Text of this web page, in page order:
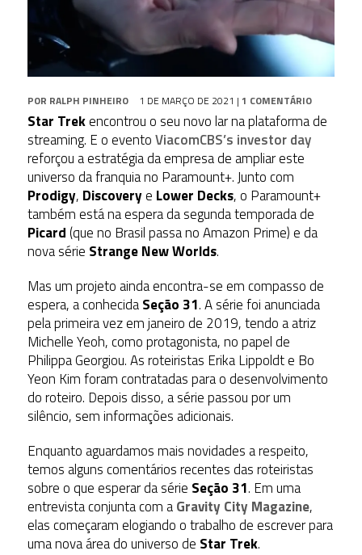
POR RALPH PINHEIRO 1 DE MARÇO DE 2021 | 1 COMENTÁRIO
Star Trekencontrou o seu novo lar na plataforma de
streaming. E o eventoViacomCBS’s investor day
reforçou a estratégia da empresa de ampliar este
universo da franquia no Paramount+. Junto com
Prodigy, Discoverye Lower Decks, o Paramount+
também está na espera da segunda temporada de
Picard (que no Brasil passa no Amazon Prime) e da
nova série Strange New Worlds.
Mas um projeto ainda encontra-se em compasso de
espera, a conhecidaSeção 31. A série foi anunciada
pela primeira vez em janeiro de 2019, tendo a atriz
Michelle Yeoh, como protagonista, no papel de
Philippa Georgiou. As roteiristas Erika Lippoldt e Bo
Yeon Kim foram contratadas para o desenvolvimento
do roteiro. Depois disso, a série passou por um
silêncio, sem informações adicionais.
Enquanto aguardamos mais novidades a respeito,
temos alguns comentários recentes das roteiristas
sobre o que esperar da série Seção 31. Em uma
entrevista conjunta com aGravity City Magazine,
elas começaram elogiando o trabalho de escrever para
uma nova área do universo de Star Trek.